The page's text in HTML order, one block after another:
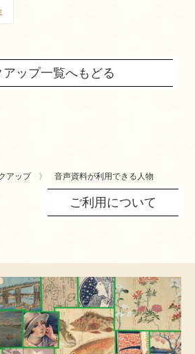
アップ一覧へもどる
アップ 音声資料が利用できる人物
ご利用について